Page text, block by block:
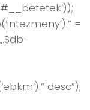
=
desc”);